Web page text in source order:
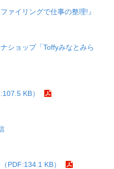
ァイリングで仕事の整理!』
ショップ「Toffyみなとみら
KB）
PDF:134.1 KB）